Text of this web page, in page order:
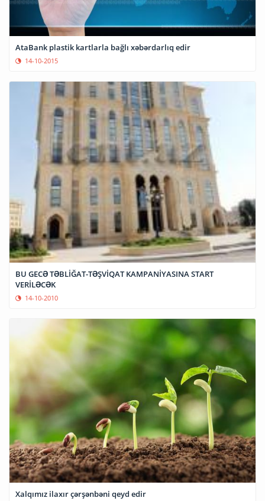
AtaBank plastik kartlarla bağlı xəbərdarlıq edir
14-10-2015
BU GECƏ TƏBLİĞAT-TƏŞVİQAT KAMPANİYASINA START
VERİLƏCƏK
14-10-2010
Xalqımız ilaxır çərşənbəni qeyd edir